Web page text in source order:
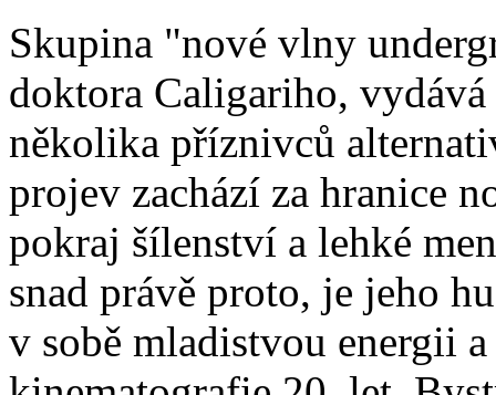
Skupina "nové vlny
doktora Caligariho,
několika příznivců
projev zachází za hranice
pokraj šílenství a lehké
snad právě proto, je jeho
v sobě mladistvou energii